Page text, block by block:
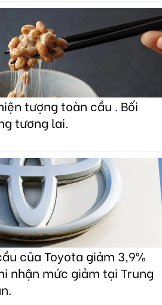
tượng toàn cầu . Bối
tương lai.
của Toyota giảm 3,9%
nhận mức giảm tại Trung